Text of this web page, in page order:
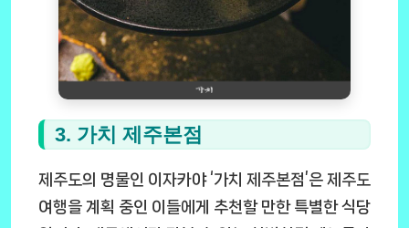
3. 가치 제주본점
제주도의 명물인 이자카야 ‘가치 제주본점’은 제주도
여행을 계획 중인 이들에게 추천할 만한 특별한 식당